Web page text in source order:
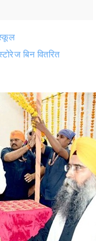
स्कूल
बिन वितरित